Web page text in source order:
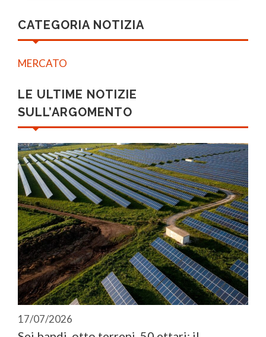
CATEGORIA NOTIZIA
MERCATO
LE ULTIME NOTIZIE
SULL’ARGOMENTO
17/07/2026